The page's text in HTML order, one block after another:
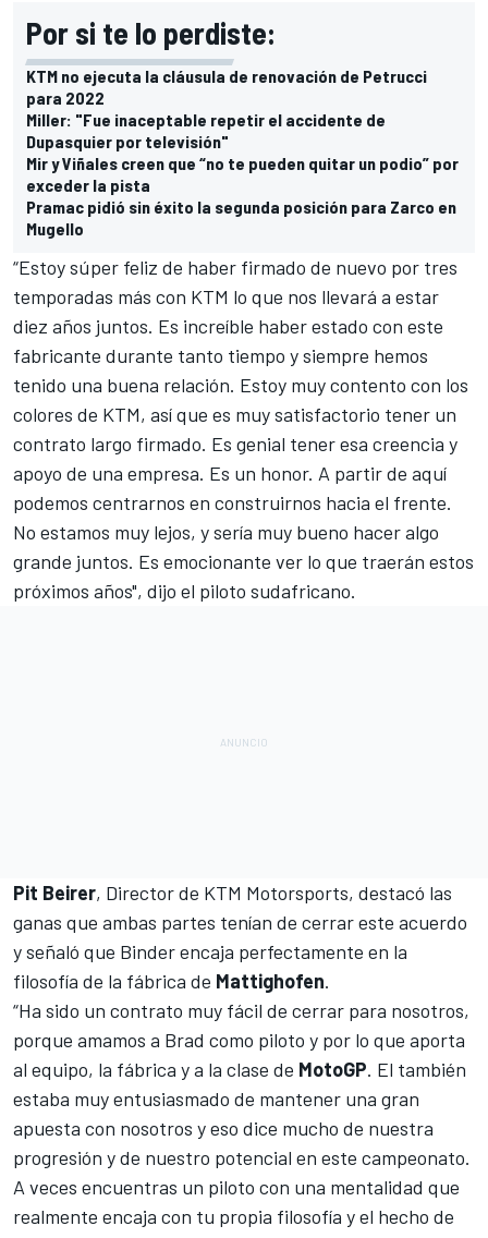
Por si te lo perdiste:
KTM no ejecuta la cláusula de renovación de Petrucci
para 2022
Miller: "Fue inaceptable repetir el accidente de
Dupasquier por televisión"
Mir y Viñales creen que “no te pueden quitar un podio” por
exceder la pista
Pramac pidió sin éxito la segunda posición para Zarco en
Mugello
“Estoy súper feliz de haber firmado de nuevo por tres
temporadas más con KTM lo que nos llevará a estar
diez años juntos. Es increíble haber estado con este
fabricante durante tanto tiempo y siempre hemos
tenido una buena relación. Estoy muy contento con los
colores de KTM, así que es muy satisfactorio tener un
contrato largo firmado. Es genial tener esa creencia y
apoyo de una empresa. Es un honor. A partir de aquí
podemos centrarnos en construirnos hacia el frente.
No estamos muy lejos, y sería muy bueno hacer algo
grande juntos. Es emocionante ver lo que traerán estos
próximos años", dijo el piloto sudafricano.
Pit Beirer, Director de KTM Motorsports, destacó las
ganas que ambas partes tenían de cerrar este acuerdo
y señaló que Binder encaja perfectamente en la
filosofía de la fábrica de Mattighofen.
“Ha sido un contrato muy fácil de cerrar para nosotros,
porque amamos a Brad como piloto y por lo que aporta
al equipo, la fábrica y a la clase de MotoGP. El también
estaba muy entusiasmado de mantener una gran
apuesta con nosotros y eso dice mucho de nuestra
progresión y de nuestro potencial en este campeonato.
A veces encuentras un piloto con una mentalidad que
realmente encaja con tu propia filosofía y el hecho de